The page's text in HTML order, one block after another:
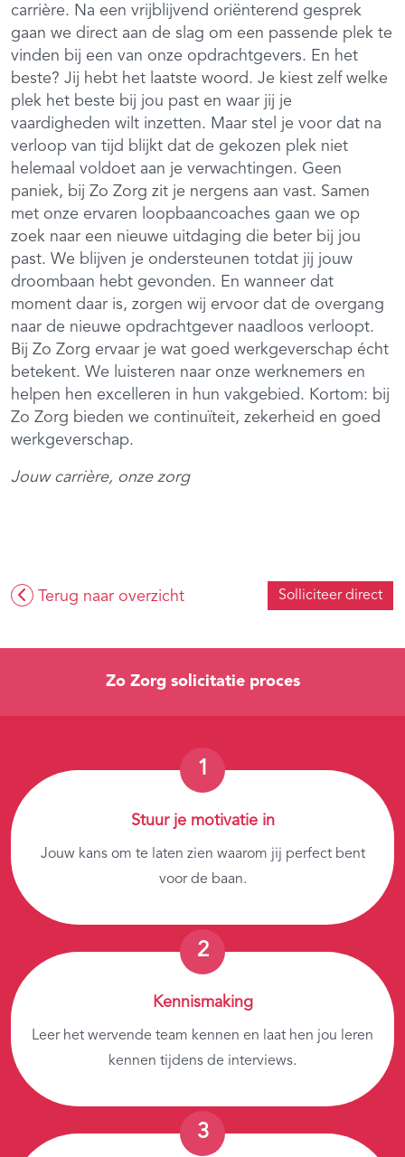
carrière. Na een vrijblijvend oriënterend gesprek
gaan we direct aan de slag om een passende plek te
vinden bij een van onze opdrachtgevers. En het
beste? Jij hebt het laatste woord. Je kiest zelf welke
plek het beste bij jou past en waar jij je
vaardigheden wilt inzetten. Maar stel je voor dat na
verloop van tijd blijkt dat de gekozen plek niet
helemaal voldoet aan je verwachtingen. Geen
paniek, bij Zo Zorg zit je nergens aan vast. Samen
met onze ervaren loopbaancoaches gaan we op
zoek naar een nieuwe uitdaging die beter bij jou
past. We blijven je ondersteunen totdat jij jouw
droombaan hebt gevonden. En wanneer dat
moment daar is, zorgen wij ervoor dat de overgang
naar de nieuwe opdrachtgever naadloos verloopt.
Bij Zo Zorg ervaar je wat goed werkgeverschap écht
betekent. We luisteren naar onze werknemers en
helpen hen excelleren in hun vakgebied. Kortom: bij
Zo Zorg bieden we continuïteit, zekerheid en goed
werkgeverschap.
Jouw carrière, onze zorg
Terug naar overzicht Solliciteer direct
Zo Zorg solicitatie proces
Stuur je motivatie in
Jouw kans om te laten zien waarom jij perfect bent
voor de baan.
Kennismaking
Leer het wervende team kennen en laat hen jou leren
kennen tijdens de interviews.